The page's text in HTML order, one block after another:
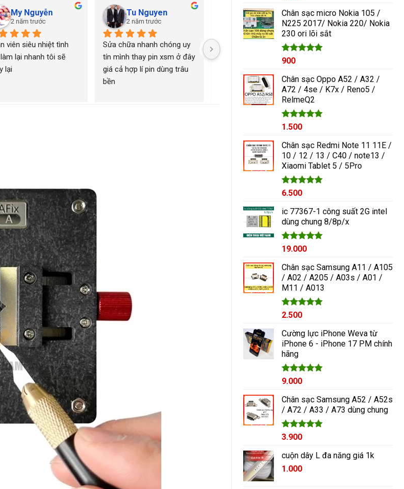
5 sao
là:
1.200₫.
tại
là:
1.000₫.
Chân sạc micro Nokia 105 /
N225 2017/ Nokia 220/ Nokia
230 ori lõi sắt
Được xếp
5 sao
900
Chân sạc Oppo A52 / A32 /
A72 / 4se / K7x / Reno5 /
RelmeQ2
Được xếp
5 sao
1.500
Chân sạc Redmi Note 11 11E /
10 / 12 / 13 / C40 / note13 /
Xiaomi Tablet 5 / 5Pro
Được xếp
5 sao
6.500
ic 77367-1 công suất 2G intel
dùng chung 8/8p/x
Được xếp
5 sao
19.000
Chân sạc Samsung A11 / A105
/ A02 / A205 / A03s / A01 /
M11 / A013
Được xếp
5 sao
2.500
Cường lực iPhone Weva từ
iPhone 6 - iPhone 17 PM chính
hãng
Được xếp
5 sao
9.000
Chân sạc Samsung A52 / A52s
/ A72 / A33 / A73 dùng chung
Được xếp
5 sao
3.900
cuộn dây L đa năng giá 1k
1.000
My Nguyễn
2 năm trước
viên siêu nhiệt tình
lại nhanh tôi sẽ
lại
Tu Nguyen
2 năm trước
Sửa chữa nhanh chóng uy
tín mình thay pin xsm ở đây
giá cả hợp lí pin dùng trâu
bền
Cham Ha
2 năm trước
Nguyễn Duy sửa chữa rất
tốt giá hợp lí rẻ so với mặt
2 năm trước
ngayyy. Đẹp lắm